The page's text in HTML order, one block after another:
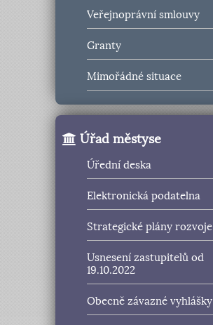
Veřejnoprávní smlouvy
Granty
Mimořádné situace
Úřad městyse
Úřední deska
Elektronická podatelna
Strategické plány rozvoje
Usnesení zastupitelů od
19.10.2022
Obecně závazné vyhlášky